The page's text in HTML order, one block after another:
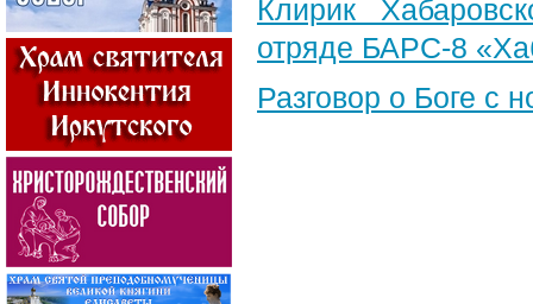
Клирик
отряде БАРС-8
Разговор о Боге с